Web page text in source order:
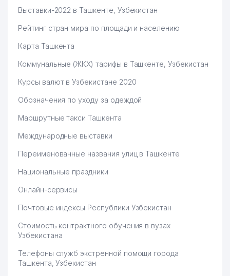
Выставки-2022 в Ташкенте, Узбекистан
Рейтинг стран мира по площади и населению
Карта Ташкента
Коммунальные (ЖКХ) тарифы в Ташкенте, Узбекистан
Курсы валют в Узбекистане 2020
Обозначения по уходу за одеждой
Маршрутные такси Ташкента
Международные выставки
Переименованные названия улиц в Ташкенте
Национальные праздники
Онлайн-сервисы
Почтовые индексы Республики Узбекистан
Стоимость контрактного обучения в вузах
Узбекистана
Телефоны служб экстренной помощи города
Ташкента, Узбекистан